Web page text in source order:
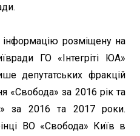
розміщену на
ГО «Інтегріті ЮА»
депутатських фракцій
«Свобода» за 2016 рік та
за 2016 та 2017 роки.
ВО «Свобода» Київ в